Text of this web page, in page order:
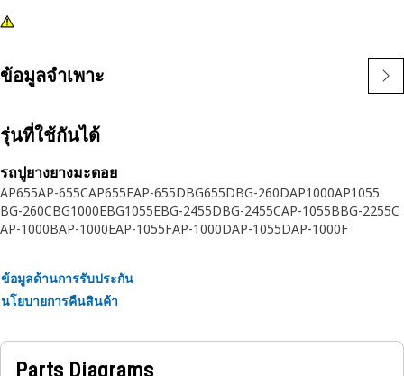
ข้อมูลจำเพาะ
รุ่นที่ใช้กันได้
รถปูยางยางมะตอย
AP655AP-655CAP655FAP-655DBG655DBG-260DAP1000AP1055
BG-260CBG1000EBG1055EBG-2455DBG-2455CAP-1055BBG-2255C
AP-1000BAP-1000EAP-1055FAP-1000DAP-1055DAP-1000F
ข้อมูลด้านการรับประกัน
นโยบายการคืนสินค้า
Parts Diagrams